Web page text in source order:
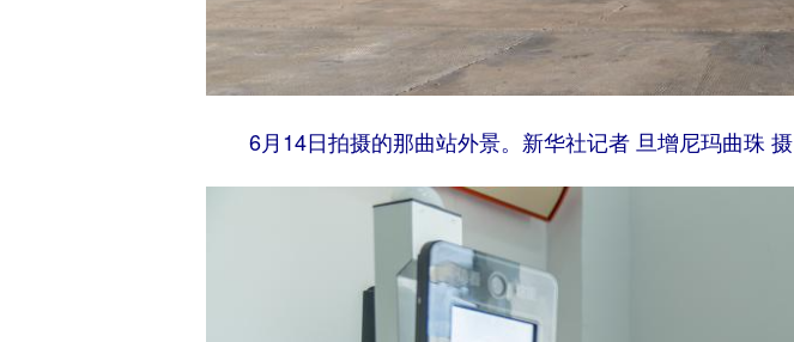
6月14日拍摄的那曲站外景。新华社记者 旦增尼玛曲珠 摄